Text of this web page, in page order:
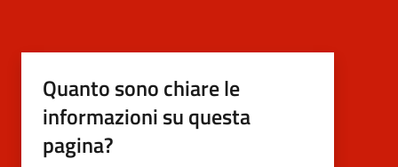
Quanto sono chiare le
informazioni su questa
pagina?